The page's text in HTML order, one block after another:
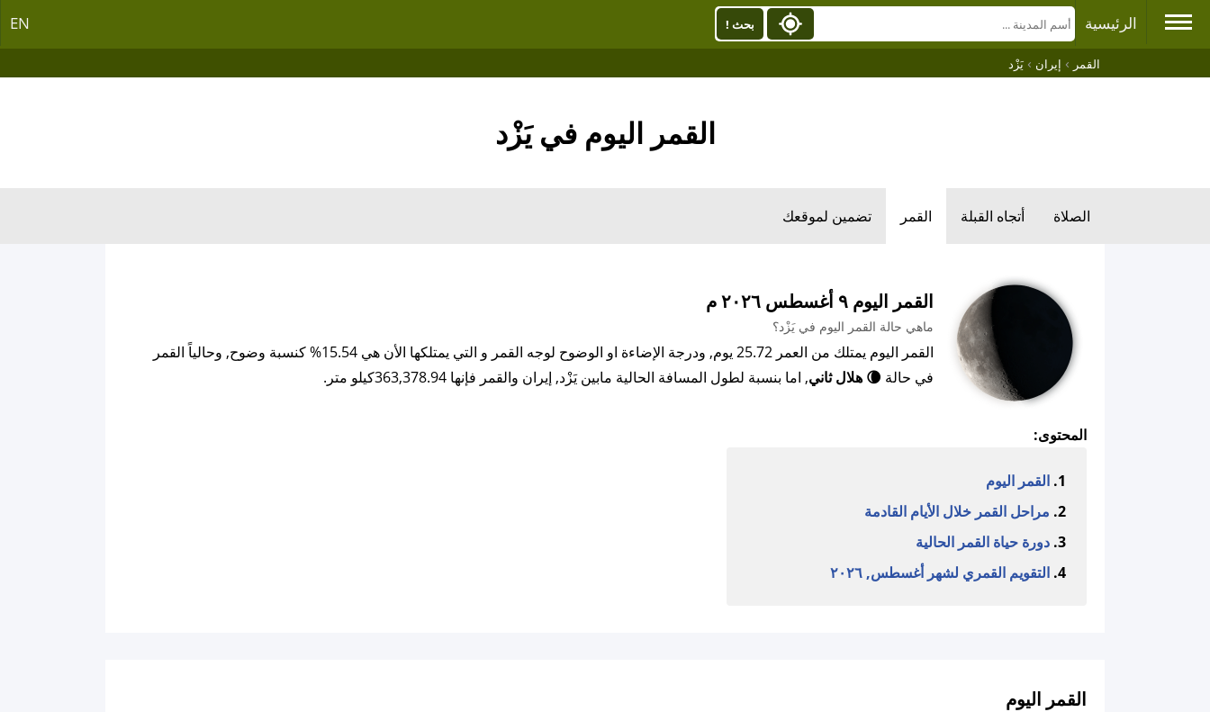
الرئيسية EN بحث !
القمر › إيران › يَزْد
القمر اليوم في يَزْد
الصلاة أتجاه القبلة القمر تضمين لموقعك
القمر اليوم ٩ أغسطس ٢٠٢٦ م
ماهي حالة القمر اليوم في يَزْد؟
القمر اليوم يمتلك من العمر 25.72 يوم, ودرجة الإضاءة او الوضوح لوجه القمر و التي يمتلكها الأن هي 15.54% كنسبة وضوح, وحالياً القمر
في حالة 🌘 هلال ثاني, اما بنسبة لطول المسافة الحالية مابين يَزْد, إيران والقمر فإنها 363,378.94كيلو متر.
المحتوى:
القمر اليوم
مراحل القمر خلال الأيام القادمة
دورة حياة القمر الحالية
التقويم القمري لشهر أغسطس, ٢٠٢٦
القمر اليوم